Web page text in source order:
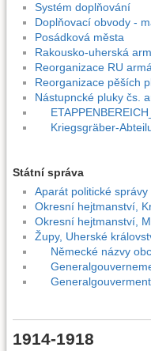
Systém doplňování
Doplňovací obvody -
Posádková města
Rakousko-uherská
Reorganizace RU
Reorganizace pěších
Nástupncké pluky čs.
Kriegsgräber-
Státní správa
Aparát politické správy
Okresní hejtmanství,
Okresní hejtmanství,
Župy, Uherské
Německé názvy
1914-1918